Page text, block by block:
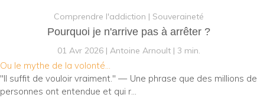
Comprendre l'addiction Souveraineté
Pourquoi je n'arrive pas à arrêter ?
01 Avr 2026 Antoine Arnoult 3 min.
Ou le mythe de la volonté...
"Il suffit de vouloir vraiment." — Une phrase que des millions de
personnes ont entendue et qui r...